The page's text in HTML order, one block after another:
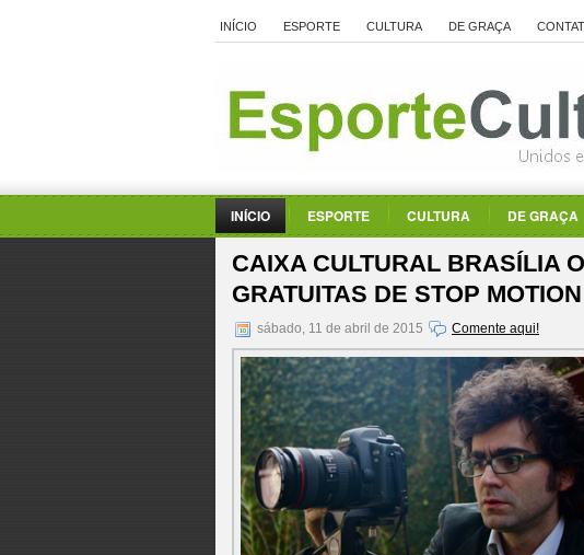
INÍCIO ESPORTE CULTURA DE GRAÇA
INÍCIO ESPORTE CULTURA DE GRAÇA
CAIXA CULTURAL BRASÍLIA
GRATUITAS DE STOP
sábado, 11 de abril de 2015 Comente aqui!